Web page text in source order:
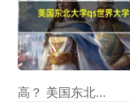
高？ 美国东北...